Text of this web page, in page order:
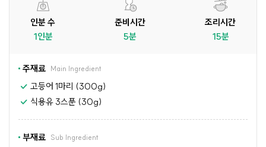
인분 수
1인분
준비시간
5분
조리시간
15분
주재료 Main Ingredient
고등어 1마리 (300g)
식용유 3스푼 (30g)
부재료 Sub Ingredient